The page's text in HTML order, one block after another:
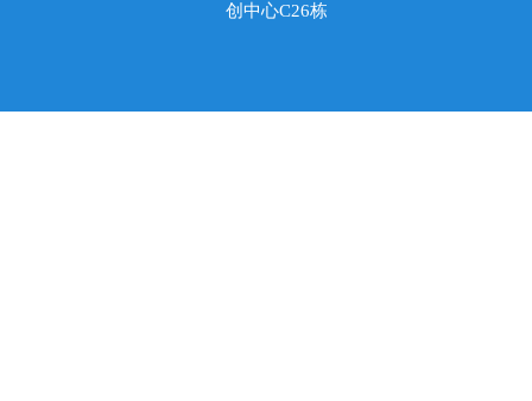
创中心C26栋